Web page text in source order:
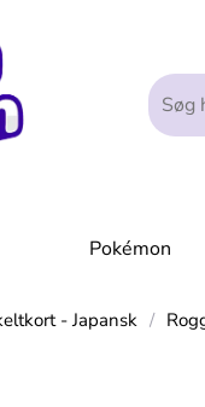
Pokémon
- Japansk /